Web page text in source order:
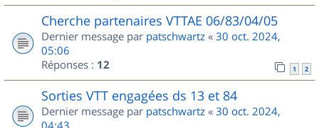
Cherche partenaires VTTAE 06/83/04/05
Dernier message par patschwartz « 30 oct. 2024,
05:06
Réponses : 12 1 2
Sorties VTT engagées ds 13 et 84
Dernier message par patschwartz « 30 oct. 2024,
04:43